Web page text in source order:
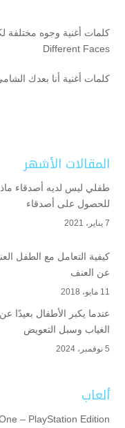
كلمات أغنية وجوه مختلفة
Different Faces
كلمات أغنية أنا بعدك
المقالات الأشهر
طفلي ليس لديه أصدقاء
للحصول على أصدقاء
7 يناير، 2021
كيفية التعامل مع الطفل
عن العنف
11 مايو، 2018
عندما يكبر الأطفال بعيدًا
الغياب وسبل التعويض
5 نوفمبر، 2024
ألعاب